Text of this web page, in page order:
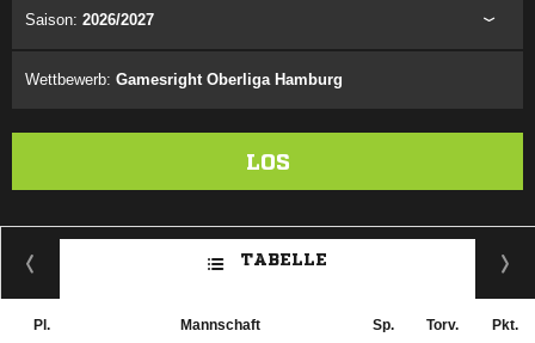
Saison: 2026/2027
Wettbewerb: Gamesright Oberliga Hamburg
LOS
TABELLE
Pl. Mannschaft Sp. Torv. Pkt.